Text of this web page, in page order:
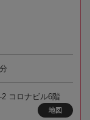
コロナビル6階
地図